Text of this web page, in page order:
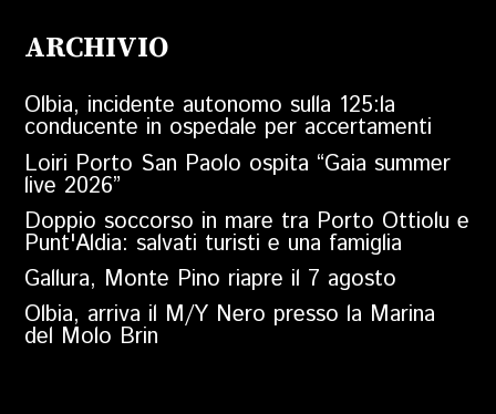
ARCHIVIO
Olbia, incidente autonomo sulla 125:la
conducente in ospedale per accertamenti
Loiri Porto San Paolo ospita “Gaia summer
live 2026”
Doppio soccorso in mare tra Porto Ottiolu e
Punt'Aldia: salvati turisti e una famiglia
Gallura, Monte Pino riapre il 7 agosto
Olbia, arriva il M/Y Nero presso la Marina
del Molo Brin